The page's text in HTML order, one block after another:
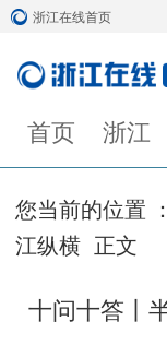
浙江在线首页
首页 浙江
您当前的位置 ：
江纵横 正文
十问十答丨